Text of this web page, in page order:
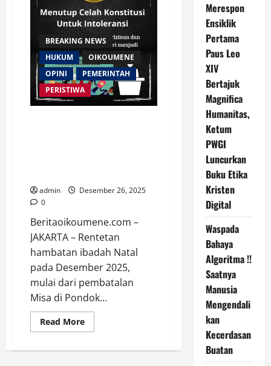
BREAKING NEWS
HUKUM
OIKOUMENE
OPINI
PEMERINTAH
PERISTIWA
admin
Desember 26, 2025
0
Beritaoikoumene.com –
JAKARTA – Rentetan
hambatan ibadah Natal
pada Desember 2025,
mulai dari pembatalan
Misa di Pondok...
Read MoreRead
more
Celah
Merespon
Ensiklik
Pertama
Paus Leo
XIV
Bertajuk
Magnifica
Humanitas,
Ketum
PWGI
Luncurkan
Buku Etika
Kristen
Digital
Waspada
Bahaya
Algoritma !!
Saatnya
Manusia
Mengendali
kan
Kecerdasan
Buatan